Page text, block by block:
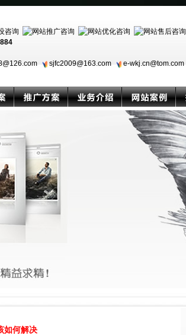
sjfc2009@163.com e-wkj.cn@tom.com
如何解决